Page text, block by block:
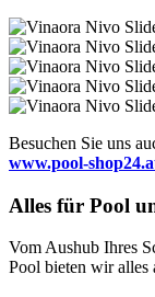
Besuchen Sie uns
www.pool-
Alles für Pool
Vom Aushub Ihres
Pool bieten wir alles